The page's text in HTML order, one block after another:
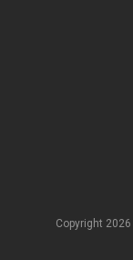
Copyright 2026